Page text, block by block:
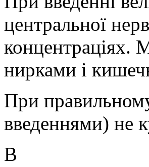
центральної
концентраціях.
нирками і
При
введеннями) не
В